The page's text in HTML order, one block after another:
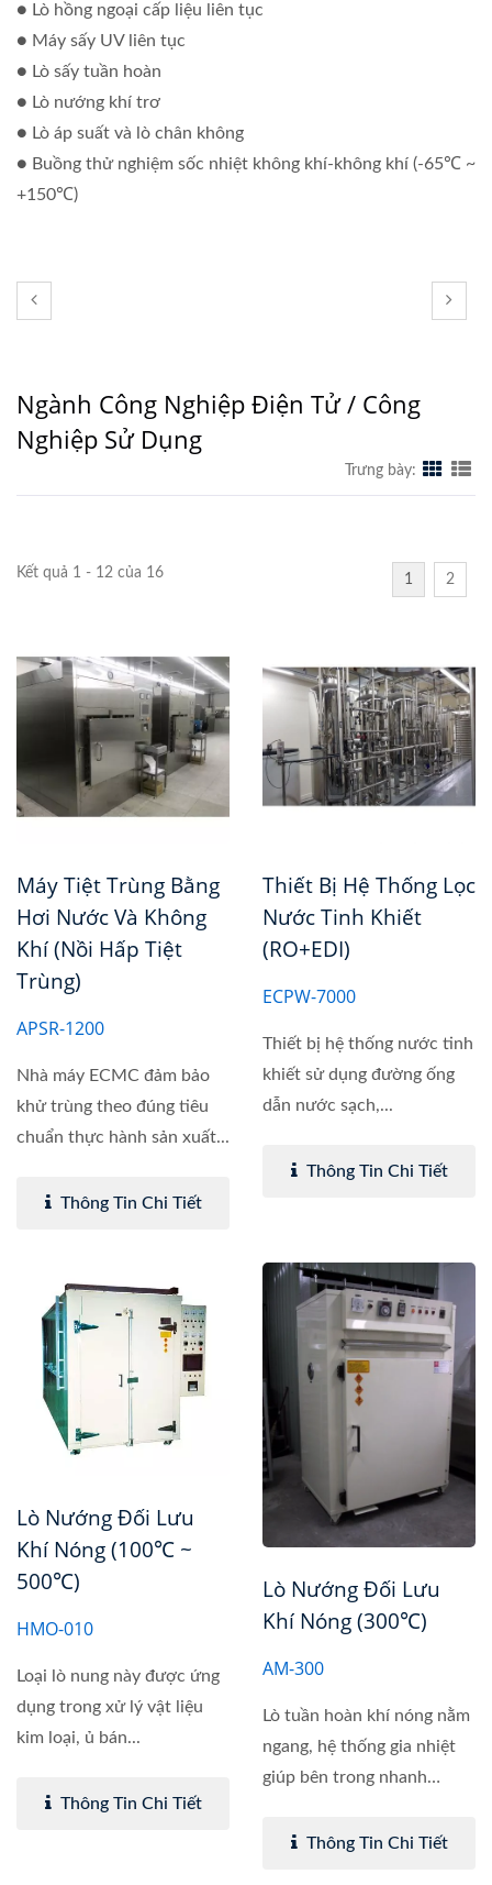
● Lò hồng ngoại cấp liệu liên tục
● Máy sấy UV liên tục
● Lò sấy tuần hoàn
● Lò nướng khí trơ
● Lò áp suất và lò chân không
● Buồng thử nghiệm sốc nhiệt không khí-không khí (-65℃ ~
+150℃)
Ngành Công Nghiệp Điện Tử / Công
Nghiệp Sử Dụng
Trưng bày:
Kết quả 1 - 12 của 16 1 2
Máy Tiệt Trùng Bằng
Hơi Nước Và Không
Khí (Nồi Hấp Tiệt
Trùng)
APSR-1200
Nhà máy ECMC đảm bảo
khử trùng theo đúng tiêu
chuẩn thực hành sản xuất...
Thông Tin Chi Tiết
Thiết Bị Hệ Thống Lọc
Nước Tinh Khiết
(RO+EDI)
ECPW-7000
Thiết bị hệ thống nước tinh
khiết sử dụng đường ống
dẫn nước sạch,...
Thông Tin Chi Tiết
Lò Nướng Đối Lưu
Khí Nóng (100℃ ~
500℃)
HMO-010
Loại lò nung này được ứng
dụng trong xử lý vật liệu
kim loại, ủ bán...
Thông Tin Chi Tiết
Lò Nướng Đối Lưu
Khí Nóng (300℃)
AM-300
Lò tuần hoàn khí nóng nằm
ngang, hệ thống gia nhiệt
giúp bên trong nhanh
Thông Tin Chi Tiết